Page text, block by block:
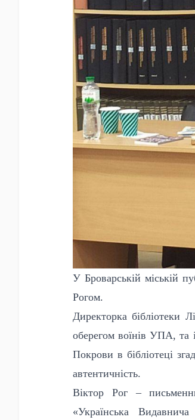
У Броварській міській
Рогом.
Директорка бібліотеки
оберегом воїнів УПА, та
Покрови в бібліотеці
автентичність.
Віктор Рог –
«Українська